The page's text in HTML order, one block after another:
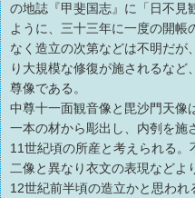
の地誌『甲斐国志』に「日不見
ように、三十三年に一度の開
なく造立の次第などは不明だが
り大規模な修復が施されるなど
尊像である。
中尊十一面観音像と毘沙門天像
一本の材から彫出し、内刳を施
11世紀頃の所産と考えられる
二像と異なり衣文の表現などよ
12世紀前半頃の造立かと思われ